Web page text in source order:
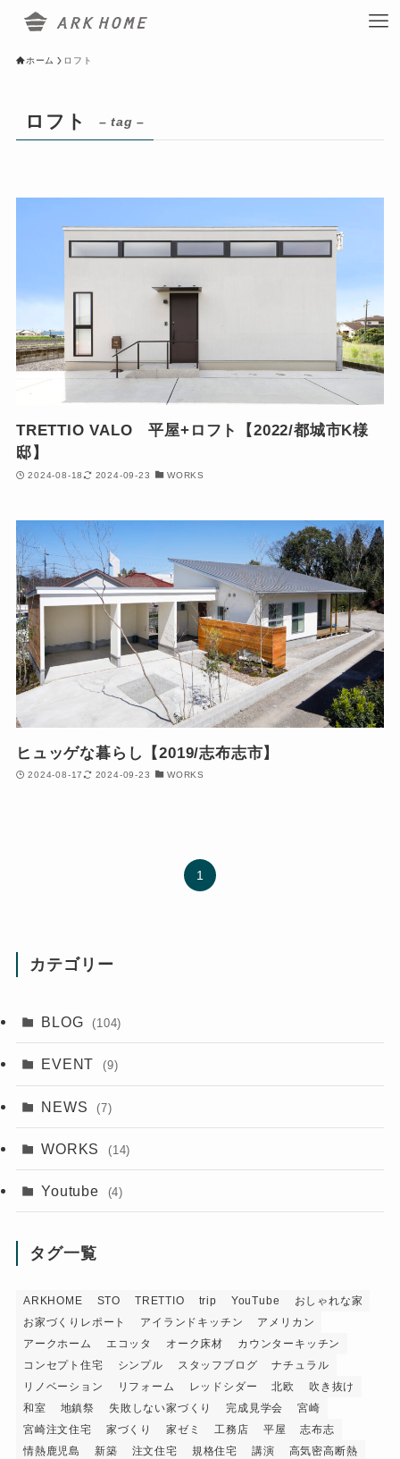
ホーム ロフト
ロフト – tag –
TRETTIO VALO 平屋+ロフト【2022/都城市K様
邸】
2024-08-18 2024-09-23 WORKS
ヒュッゲな暮らし【2019/志布志市】
2024-08-17 2024-09-23 WORKS
1
カテゴリー
BLOG (104)
EVENT (9)
NEWS (7)
WORKS (14)
Youtube (4)
タグ一覧
ARKHOME STO TRETTIO trip YouTube
おしゃれな家
お家づくりレポート
アイランドキッチン
アメリカン
アークホーム
エコッタ オーク床材
カウンターキッチン
コンセプト住宅
シンプル スタッフブログ
ナチュラル
リノベーション
リフォーム レッドシダー 北欧
吹き抜け
和室
地鎮祭 失敗しない家づくり 完成見学会
宮崎
宮崎注文住宅
家づくり 家ゼミ 工務店 平屋
志布志
情熱鹿児島
新築 注文住宅 規格住宅 講演
高気密高断熱